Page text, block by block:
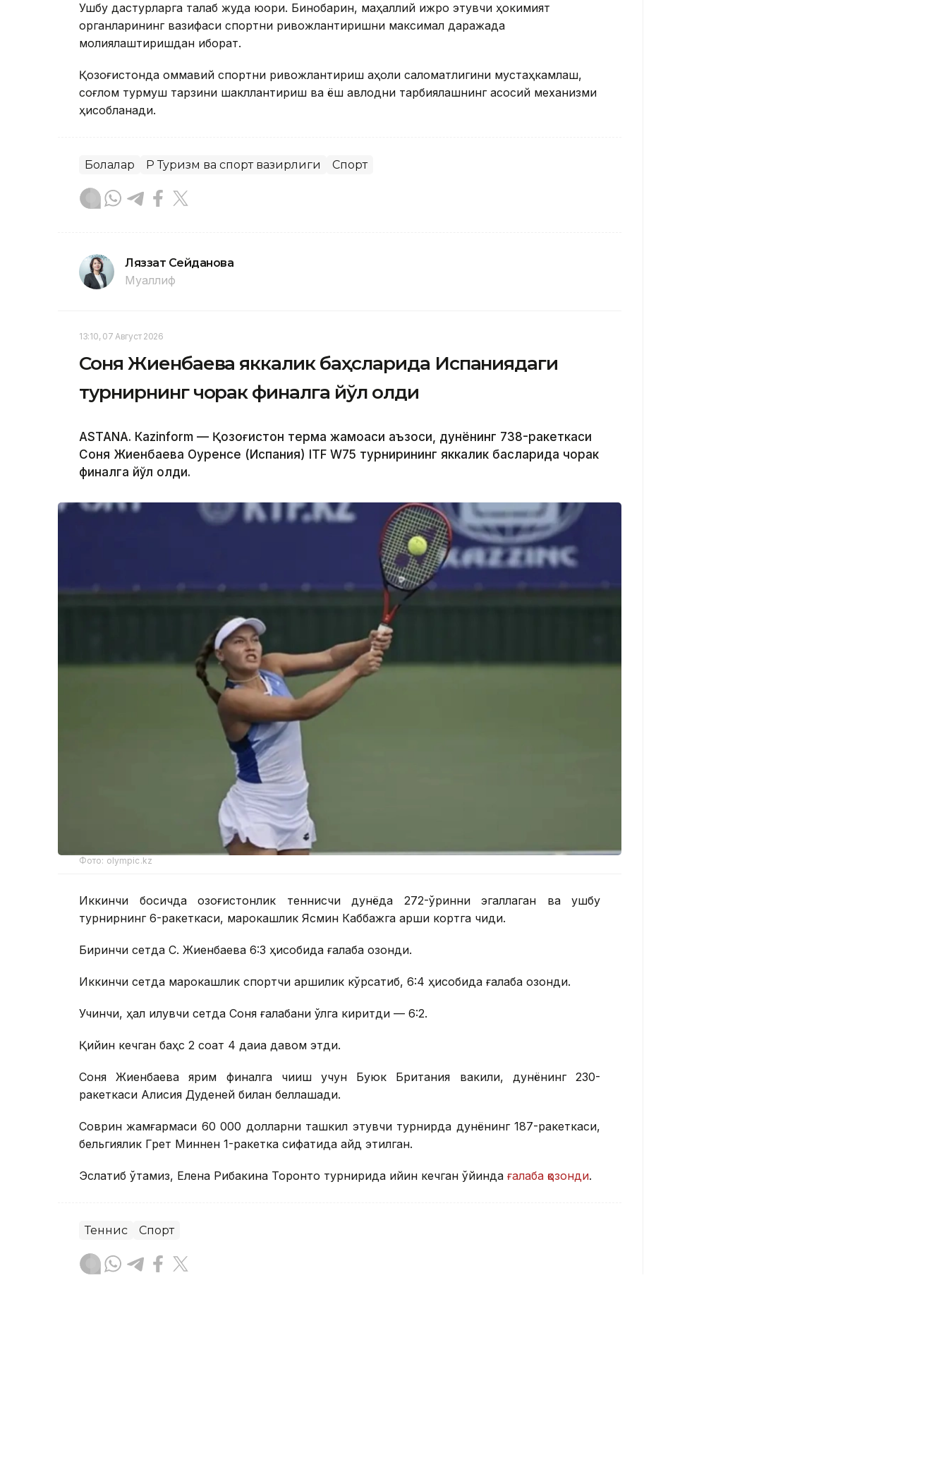
Ушбу дастурларга талаб жуда юқори. Бинобарин, маҳаллий ижро этувчи ҳокимият
органларининг вазифаси спортни ривожлантиришни максимал даражада
молиялаштиришдан иборат.
Қозоғистонда оммавий спортни ривожлантириш аҳоли саломатлигини мустаҳкамлаш,
соғлом турмуш тарзини шакллантириш ва ёш авлодни тарбиялашнинг асосий механизми
ҳисобланади.
Болалар ҚР Туризм ва спорт вазирлиги Спорт
Ляззат Сейданова
Муаллиф
13:10, 07 Август 2026
Соня Жиенбаева яккалик баҳсларида Испаниядаги
турнирнинг чорак финалга йўл олди
ASTANА. Кazinform — Қозоғистон терма жамоаси аъзоси, дунёнинг 738-ракеткаси
Соня Жиенбаева Оуренсе (Испания) ITF W75 турнирининг яккалик баҳсларида чорак
финалга йўл олди.
Фото: olympic.kz
Иккинчи босқичда қозоғистонлик теннисчи дунёда 272-ўринни эгаллаган ва ушбу
турнирнинг 6-ракеткаси, марокашлик Ясмин Каббажга қарши кортга чиқди.
Биринчи сетда С. Жиенбаева 6:3 ҳисобида ғалаба қозонди.
Иккинчи сетда марокашлик спортчи қаршилик кўрсатиб, 6:4 ҳисобида ғалаба қозонди.
Учинчи, ҳал қилувчи сетда Соня ғалабани қўлга киритди — 6:2.
Қийин кечган баҳс 2 соат 4 дақиқа давом этди.
Соня Жиенбаева ярим финалга чиқиш учун Буюк Британия вакили, дунёнинг 230-
ракеткаси Алисия Дуденей билан беллашади.
Соврин жамғармаси 60 000 долларни ташкил этувчи турнирда дунёнинг 187-ракеткаси,
бельгиялик Грет Миннен 1-ракетка сифатида қайд этилган.
Эслатиб ўтамиз, Елена Рибакина Торонто турнирида қийин кечган ўйинда ғалаба қозонди.
Теннис Спорт